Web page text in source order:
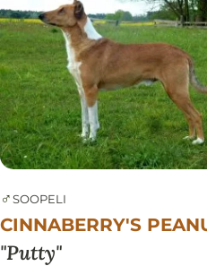
♂SOOPELI
CINNABERRY'S
Putty